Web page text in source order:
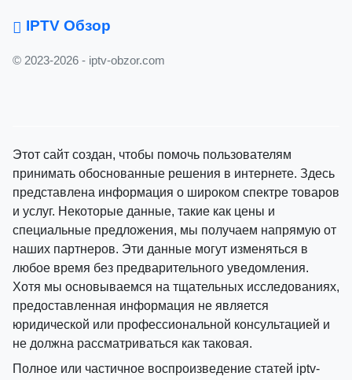
IPTV Обзор
© 2023-2026 - iptv-obzor.com
Этот сайт создан, чтобы помочь пользователям
принимать обоснованные решения в интернете. Здесь
представлена информация о широком спектре товаров
и услуг. Некоторые данные, такие как цены и
специальные предложения, мы получаем напрямую от
наших партнеров. Эти данные могут изменяться в
любое время без предварительного уведомления.
Хотя мы основываемся на тщательных исследованиях,
предоставленная информация не является
юридической или профессиональной консультацией и
не должна рассматриваться как таковая.
Полное или частичное воспроизведение статей iptv-